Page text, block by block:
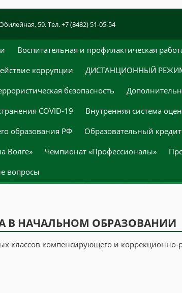
59. Тел. +7 (8482) 51-05-54
Воспитательная и профилактическая
коррупции
ДИСТАНЦИОННЫЙ
безопасность
COVID-19
Внутренняя система
образования РФ Образовательный кредит
Волге»
Чемпионат «Профессионалы»
вопросы
В НАЧАЛЬНОМ ОБРАЗОВАНИИ
классов компенсирующего и